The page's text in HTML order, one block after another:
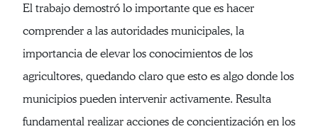
El trabajo demostró lo importante que es hacer
comprender a las autoridades municipales, la
importancia de elevar los conocimientos de los
agricultores, quedando claro que esto es algo donde los
municipios pueden intervenir activamente. Resulta
fundamental realizar acciones de concientización en los